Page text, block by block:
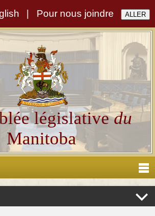
Pour nous joindre
législativedu
Manitoba